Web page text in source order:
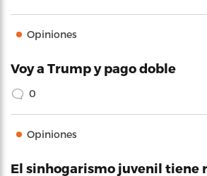
Opiniones
Voy a Trump y pago doble
0
Opiniones
El sinhogarismo juvenil tiene